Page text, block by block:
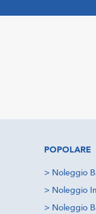
POPOLARE
> Noleggio
> Noleggio
> Noleggio